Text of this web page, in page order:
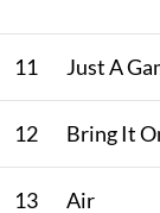
11 Just A
12 Bring It
13 Air